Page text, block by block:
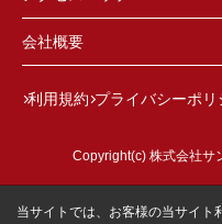
会社概要
利用規約 プライバシーポリ
Copyright(c) 株式会社サ
当サイトでは、お客様の当サイト